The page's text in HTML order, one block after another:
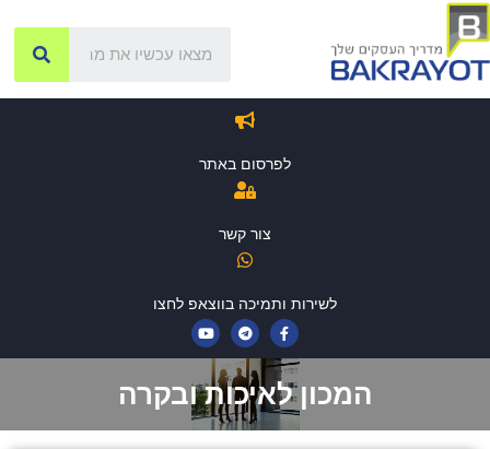
לפרסום באתר
צור קשר
לשירות ותמיכה בווצאפ לחצו
המכון לאיכות ובקרה